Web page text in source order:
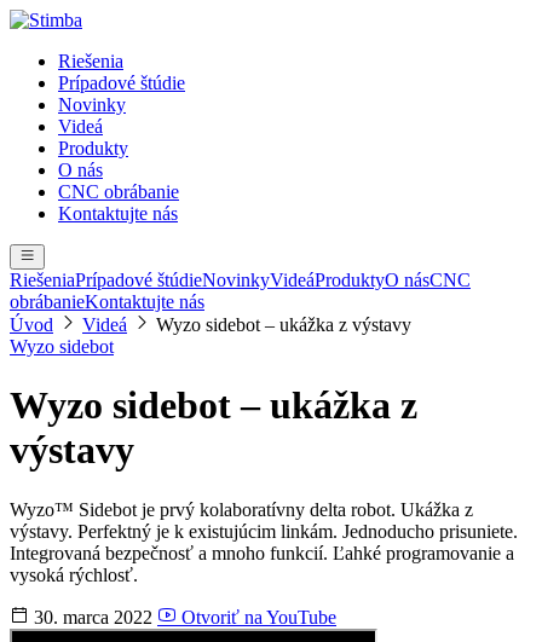
Riešenia
Prípadové štúdie
Novinky
Videá
Produkty
O nás
CNC obrábanie
Kontaktujte nás
RiešeniaPrípadové štúdieNovinkyVideáProduktyO násCNC
obrábanieKontaktujte nás
Úvod
Videá
Wyzo sidebot – ukážka z výstavy
Wyzo sidebot
Wyzo sidebot – ukážka z
výstavy
Wyzo™ Sidebot je prvý kolaboratívny delta robot. Ukážka z
výstavy. Perfektný je k existujúcim linkám. Jednoducho prisuniete.
Integrovaná bezpečnosť a mnoho funkcií. Ľahké programovanie a
vysoká rýchlosť.
30. marca 2022 Otvoriť na YouTube